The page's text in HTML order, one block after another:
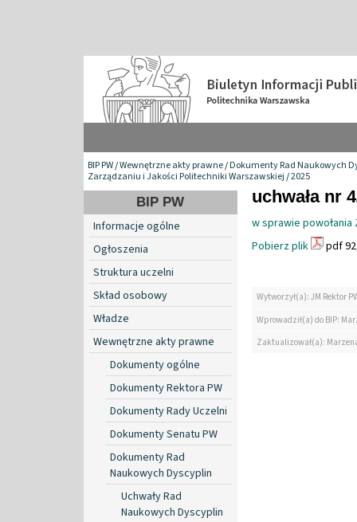
BIP PW/Wewnętrzne akty prawne/Dokumenty Rad Naukowych
Zarządzaniu i Jakości Politechniki Warszawskiej/2025
BIP PW
Informacje ogólne
Ogłoszenia
Struktura uczelni
Skład osobowy
Władze
Wewnętrzne akty prawne
Dokumenty ogólne
Dokumenty Rektora PW
Dokumenty Rady Uczelni
Dokumenty Senatu PW
Dokumenty Rad
Naukowych Dyscyplin
Uchwały Rad
Naukowych Dyscyplin
uchwała nr
w sprawie
Pobierz plik
pdf
Wytworzył(a): JM Rektor
Wprowadził(a) do BIP:
Zaktualizował(a):